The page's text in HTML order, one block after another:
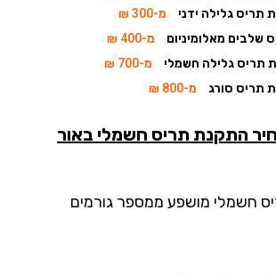
גלילה ידני
מ-300 ₪
מאלומיניום
מ-400 ₪
גלילה חשמלי
מ-700 ₪
סורג
מ-800 ₪
תריס חשמלי באור
מושפע ממספר גורמים